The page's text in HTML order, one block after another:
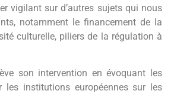
vigilant sur d’autres sujets qui nous
notamment le financement de la
culturelle, piliers de la régulation à
son intervention en évoquant les
les institutions européennes sur les